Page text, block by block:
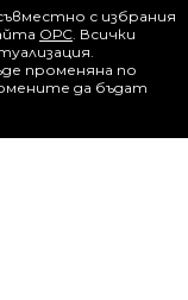
с избрания
ОРС . Всички
променяна по
да бъдат